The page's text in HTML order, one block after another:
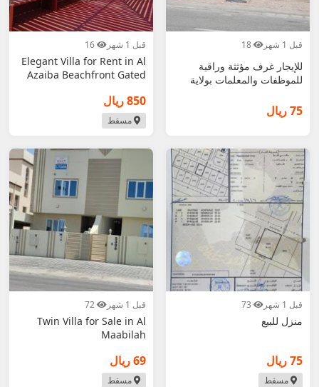
قبل 1 شهر
للإيجار غرف مؤثثة وراقية
للموظفات والمعلمات بولاية
75 ريال
قبل 1 شهر
Elegant Villa for Rent in Al
Azaiba Beachfront Gated
850 ريال
مسقط
قبل 1 شهر
منزل للبيع
75 ريال
مسقط
قبل 1 شهر
Twin Villa for Sale in Al
Maabilah
69 ريال
مسقط